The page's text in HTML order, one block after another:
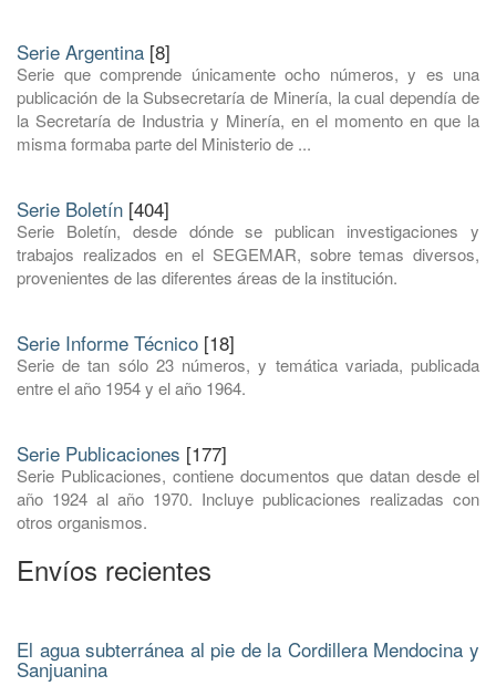
Serie Argentina [8]
Serie que comprende únicamente ocho números, y es una
publicación de la Subsecretaría de Minería, la cual dependía de
la Secretaría de Industria y Minería, en el momento en que la
misma formaba parte del Ministerio de ...
Serie Boletín [404]
Serie Boletín, desde dónde se publican investigaciones y
trabajos realizados en el SEGEMAR, sobre temas diversos,
provenientes de las diferentes áreas de la institución.
Serie Informe Técnico [18]
Serie de tan sólo 23 números, y temática variada, publicada
entre el año 1954 y el año 1964.
Serie Publicaciones [177]
Serie Publicaciones, contiene documentos que datan desde el
año 1924 al año 1970. Incluye publicaciones realizadas con
otros organismos.
Envíos recientes
El agua subterránea al pie de la Cordillera Mendocina y
Sanjuanina